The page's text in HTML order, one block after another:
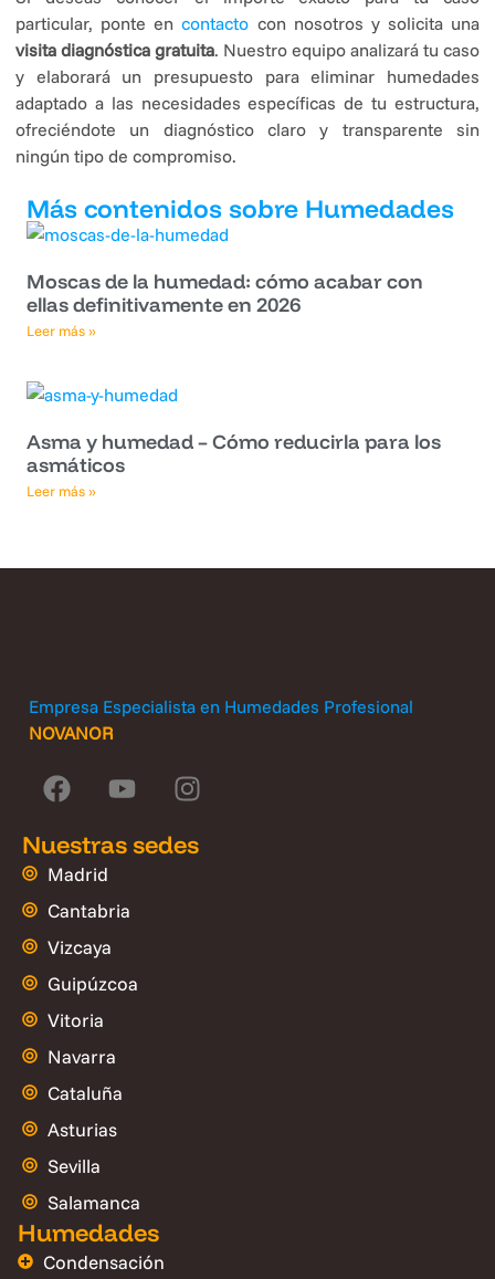
particular, ponte encontacto con nosotros y solicita una
visita diagnóstica gratuita. Nuestro equipo analizará tu caso
y elaborará un presupuesto para eliminar humedades
adaptado a las necesidades específicas de tu estructura,
ofreciéndote un diagnóstico claro y transparente sin
ningún tipo de compromiso.
Más contenidos sobre Humedades
Moscas de la humedad: cómo acabar con
ellas definitivamente en 2026
Leer más »
Asma y humedad – Cómo reducirla para los
asmáticos
Leer más »
Empresa Especialista en Humedades Profesional
NOVANOR
Nuestras sedes
Madrid
Cantabria
Vizcaya
Guipúzcoa
Vitoria
Navarra
Cataluña
Asturias
Sevilla
Salamanca
Humedades
Condensación